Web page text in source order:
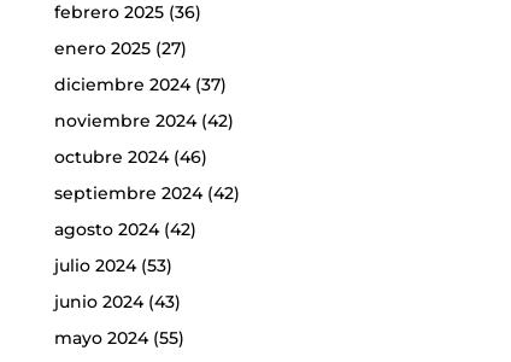
febrero 2025(36)
enero 2025(27)
diciembre 2024(37)
noviembre 2024(42)
octubre 2024(46)
septiembre 2024(42)
agosto 2024(42)
julio 2024(53)
junio 2024(43)
mayo 2024(55)